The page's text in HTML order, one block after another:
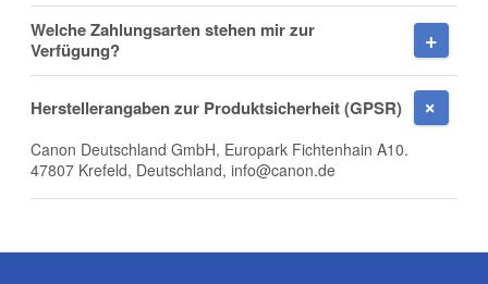
Firma
E-Mail
Welche Zahlungsarten stehen mir zur
Verfügung?
Herstellerangaben zur Produktsicherheit (GPSR)
Canon Deutschland GmbH, Europark Fichtenhain A10.
47807 Krefeld, Deutschland, info@canon.de